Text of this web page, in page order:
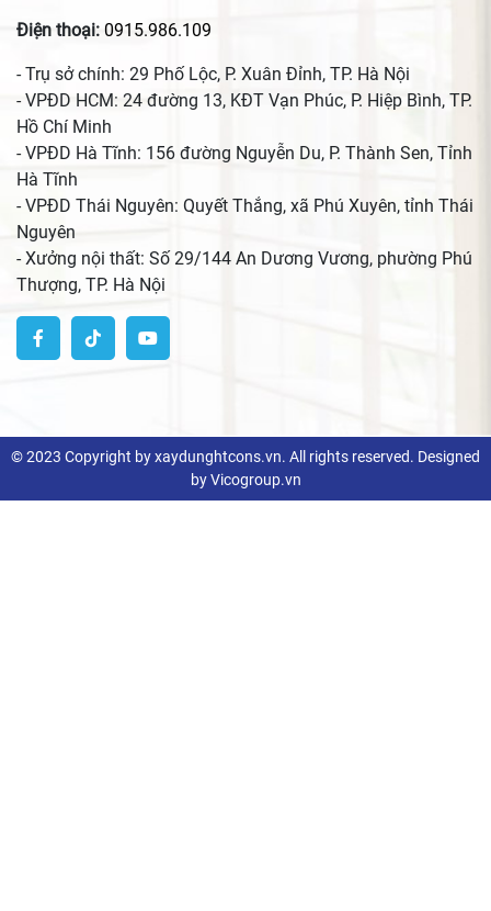
Điện thoại: 0915.986.109
- Trụ sở chính: 29 Phố Lộc, P. Xuân Đỉnh, TP. Hà Nội
- VPĐD HCM: 24 đường 13, KĐT Vạn Phúc, P. Hiệp Bình, TP.
Hồ Chí Minh
- VPĐD Hà Tĩnh: 156 đường Nguyễn Du, P. Thành Sen, Tỉnh
Hà Tĩnh
- VPĐD Thái Nguyên: Quyết Thắng, xã Phú Xuyên, tỉnh Thái
Nguyên
- Xưởng nội thất: Số 29/144 An Dương Vương, phường Phú
Thượng, TP. Hà Nội
© 2023 Copyright by xaydunghtcons.vn. All rights reserved. Designed
by Vicogroup.vn